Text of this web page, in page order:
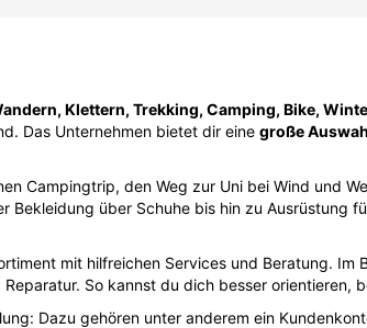
Klettern, Trekking, Camping, Bike,
Das Unternehmen bietet dir eine große
Campingtrip, den Weg zur Uni bei Wind und
über Schuhe bis hin zu Ausrüstung
mit hilfreichen Services und Beratung. Im
So kannst du dich besser orientieren,
Dazu gehören unter anderem ein